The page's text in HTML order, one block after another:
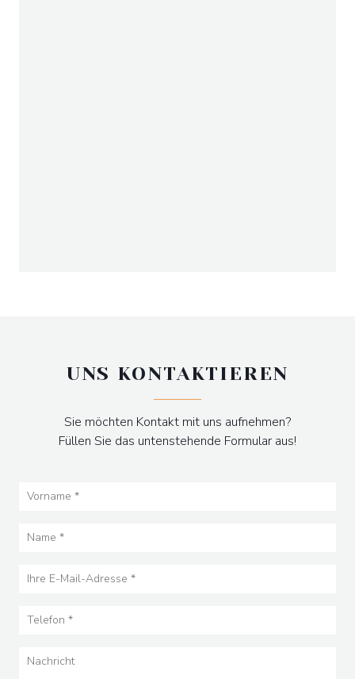
UNS KONTAKTIEREN
Sie möchten Kontakt mit uns aufnehmen?
Füllen Sie das untenstehende Formular aus!